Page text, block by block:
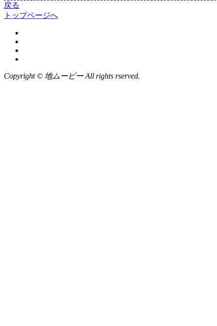
戻る
トップページへ
Copyright © 地ムービー All rights rserved.